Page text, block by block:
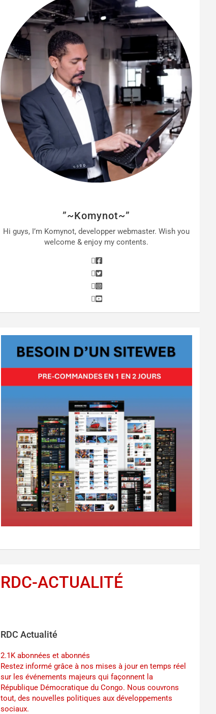
”~Komynot~”
Hi guys, I’m Komynot, developper webmaster. Wish you
welcome & enjoy my contents.
RDC-ACTUALITÉ
RDC Actualité
2.1K abonnées et abonnés
Restez informé grâce à nos mises à jour en temps réel
sur les événements majeurs qui façonnent la
République Démocratique du Congo. Nous couvrons
tout, des nouvelles politiques aux développements
sociaux.